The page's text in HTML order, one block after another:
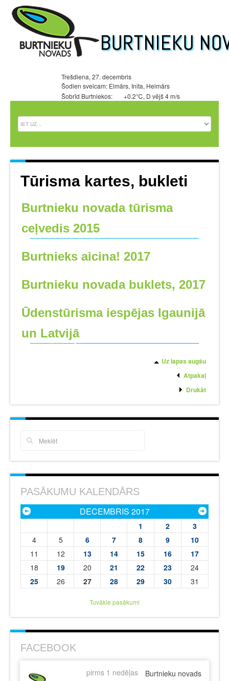
Trešdiena, 27. decembris
Šodien sveicam: Elmārs, Inita, Helmārs
Šobrīd Burtniekos:
+0.2℃, D vējš 4 m/s
Tūrisma kartes, bukleti
Burtnieku novada tūrisma
ceļvedis 2015
Burtnieks aicina! 2017
Burtnieku novada buklets, 2017
Ūdenstūrisma iespējas Igaunijā
un Latvijā
Uz lapas augšu
Atpakaļ
Drukāt
PASĀKUMU KALENDĀRS
DECEMBRIS 2017
1 2
3
4
5 6 7 8 9
10
11
12 13 14 15 16
17
18
19 20 21 22 23
24
25
26 27 28 29 30 31
Tuvākie pasākumi
FACEBOOK
Burtnieku novads
pirms 1 nedēļas